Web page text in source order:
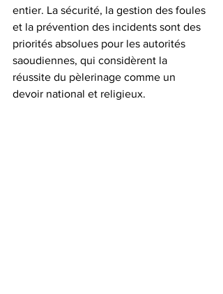
entier. La sécurité, la gestion des foules
et la prévention des incidents sont des
priorités absolues pour les autorités
saoudiennes, qui considèrent la
réussite du pèlerinage comme un
devoir national et religieux.